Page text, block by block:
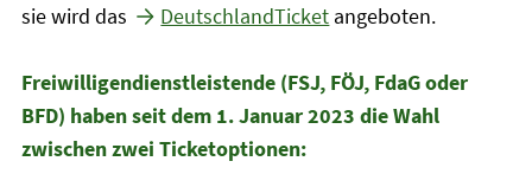
sie wird das
DeutschlandTicket angeboten.
Freiwilligendienstleistende (FSJ, FÖJ, FdaG oder
BFD) haben seit dem 1. Januar 2023 die Wahl
zwischen zwei Ticketoptionen: